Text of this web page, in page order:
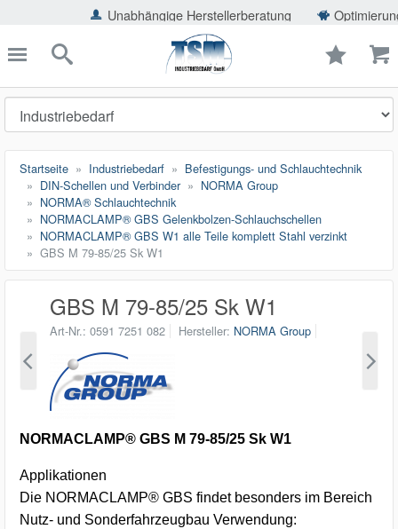
Unabhängige Herstellerberatung Optimierung der
schließen
Suche
Startseite Industriebedarf
Befestigungs- und Schlauchtechnik
DIN-Schellen und Verbinder
NORMA Group
NORMA® Schlauchtechnik
NORMACLAMP® GBS Gelenkbolzen-Schlauchschellen
NORMACLAMP® GBS W1 alle Teile komplett Stahl verzinkt
GBS M 79-85/25 Sk W1
GBS M 79-85/25 Sk W1
Art-Nr. 0591 7251 082 Hersteller NORMA Group
NORMACLAMP® GBS M 79-85/25 Sk W1
Applikationen
Die NORMACLAMP® GBS findet besonders im Bereich
Nutz- und Sonderfahrzeugbau Verwendung: